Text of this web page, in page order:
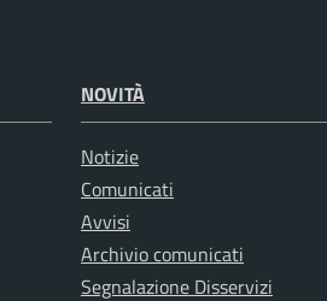
NOVITÀ
Notizie
Comunicati
Avvisi
Archivio comunicati
Segnalazione Disservizi